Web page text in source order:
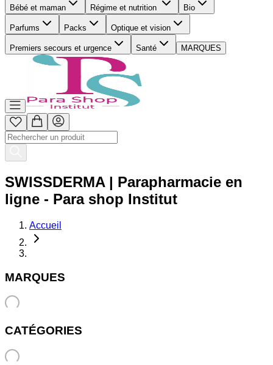
Bébé et maman Régime et nutrition Bio
Parfums Packs Optique et vision
Premiers secours et urgence Santé MARQUES
SWISSDERMA | Parapharmacie en
ligne - Para shop Institut
Accueil
MARQUES
CATÉGORIES